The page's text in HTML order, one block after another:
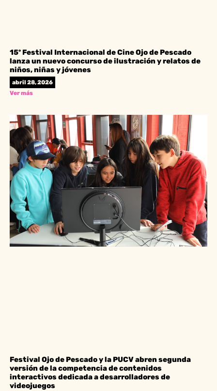
15º Festival Internacional de Cine Ojo de Pescado
lanza un nuevo concurso de ilustración y relatos de
niños, niñas y jóvenes
abril 28, 2026
Ver más
Festival Ojo de Pescado y la PUCV abren segunda
versión de la competencia de contenidos
interactivos dedicada a desarrolladores de
videojuegos